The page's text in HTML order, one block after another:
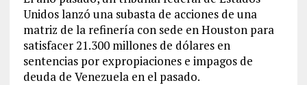
Unidos lanzó una subasta de acciones de una
matriz de la refinería con sede en Houston para
satisfacer 21.300 millones de dólares en
sentencias por expropiaciones e impagos de
deuda de Venezuela en el pasado.